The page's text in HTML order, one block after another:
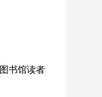
书馆读者